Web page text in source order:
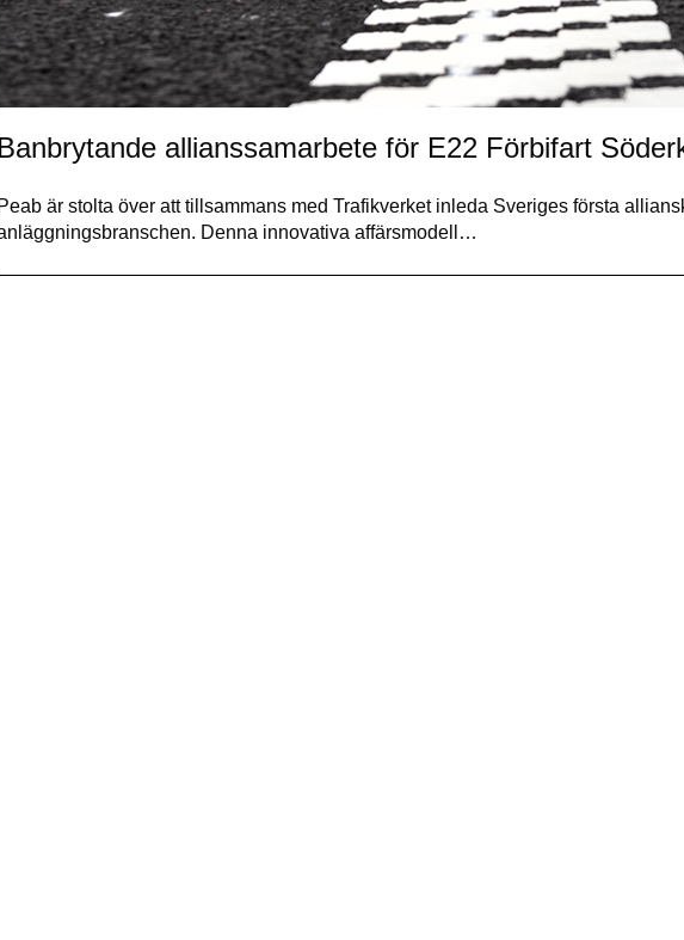
Banbrytande allianssamarbete för E22 Förbifart
Peab är stolta över att tillsammans med Trafikverket inleda Sveriges första
Denna innovativa affärsmodell…